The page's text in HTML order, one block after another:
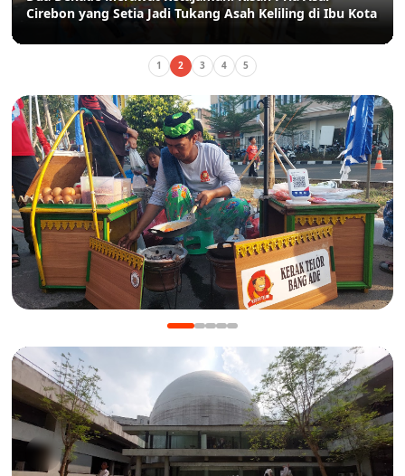
Cirebon yang Setia Jadi Tukang Asah Keliling di Ibu Kota
1 2 3 4 5
Manis Gurih Jakarta Festival Sukapura: Menikmati
Legenda 18 Tahun Kerak Telor Bang Ade